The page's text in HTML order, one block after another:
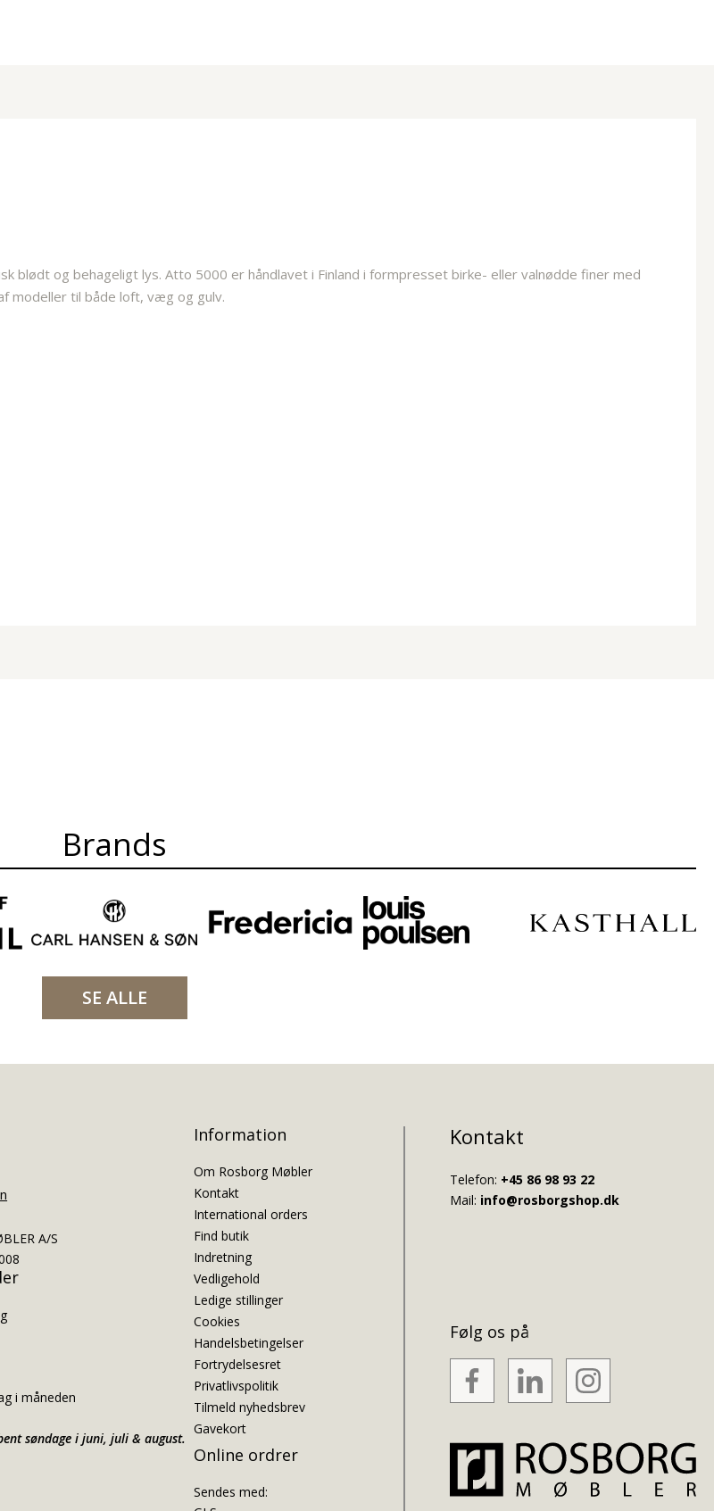
blødt og behageligt lys. Atto 5000 er håndlavet i Finland i formpresset birke- eller valnødde finer med
modeller til både loft, væg og gulv.
Brands
SE ALLE
A/S
i måneden
søndage i juni, juli & august.
Information
Om Rosborg Møbler
Kontakt
International orders
Find butik
Indretning
Vedligehold
Ledige stillinger
Cookies
Handelsbetingelser
Fortrydelsesret
Privatlivspolitik
Tilmeld nyhedsbrev
Gavekort
Online ordrer
Sendes med:
Kontakt
Telefon: +45 86 98 93 22
Mail: info@rosborgshop.dk
Følg os på